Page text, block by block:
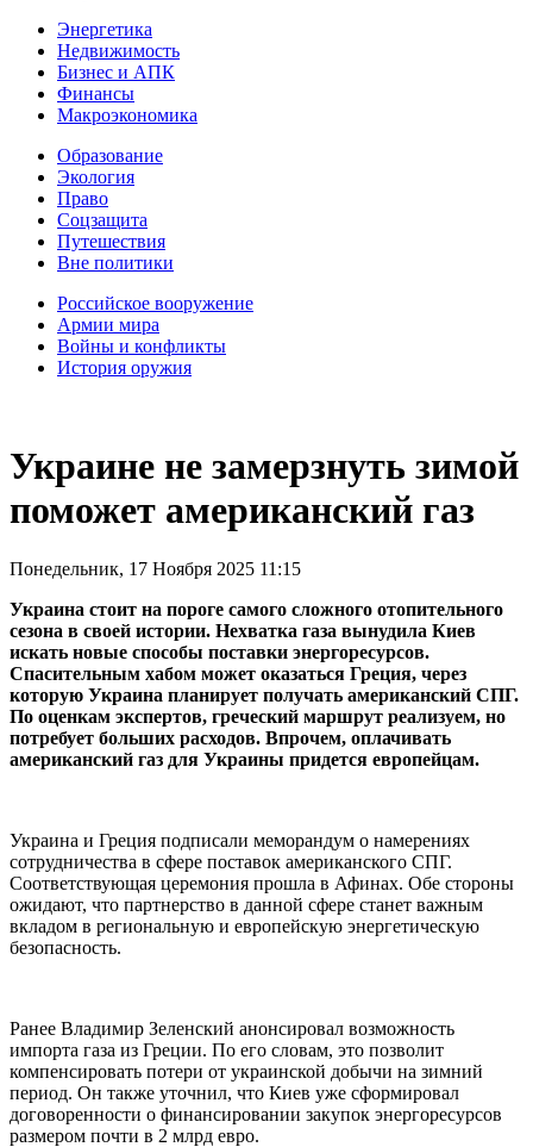
Энергетика
Недвижимость
Бизнес и АПК
Финансы
Макроэкономика
Образование
Экология
Право
Соцзащита
Путешествия
Вне политики
Российское вооружение
Армии мира
Войны и конфликты
История оружия
Украине не замерзнуть зимой
поможет американский газ
Понедельник, 17 Ноября 2025 11:15
Украина стоит на пороге самого сложного отопительного
сезона в своей истории. Нехватка газа вынудила Киев
искать новые способы поставки энергоресурсов.
Спасительным хабом может оказаться Греция, через
которую Украина планирует получать американский СПГ.
По оценкам экспертов, греческий маршрут реализуем, но
потребует больших расходов. Впрочем, оплачивать
американский газ для Украины придется европейцам.
Украина и Греция подписали меморандум о намерениях
сотрудничества в сфере поставок американского СПГ.
Соответствующая церемония прошла в Афинах. Обе стороны
ожидают, что партнерство в данной сфере станет важным
вкладом в региональную и европейскую энергетическую
безопасность.
Ранее Владимир Зеленский анонсировал возможность
импорта газа из Греции. По его словам, это позволит
компенсировать потери от украинской добычи на зимний
период. Он также уточнил, что Киев уже сформировал
договоренности о финансировании закупок энергоресурсов
размером почти в 2 млрд евро.